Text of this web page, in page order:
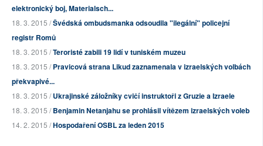
elektronický boj, Materialsch...
18. 3. 2015 /Švédská ombudsmanka odsoudila "ilegální" policejní
registr Romů
18. 3. 2015 /Teroristé zabili 19 lidí v tuniském muzeu
18. 3. 2015 /Pravicová strana Likud zaznamenala v izraelských volbách
překvapivé...
18. 3. 2015 /Ukrajinské záložníky cvičí instruktoři z Gruzie a Izraele
18. 3. 2015 /Benjamin Netanjahu se prohlásil vítězem izraelských voleb
14. 2. 2015 /Hospodaření OSBL za leden 2015